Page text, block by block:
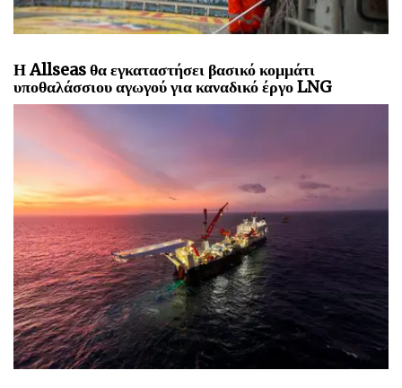
Η Allseas θα εγκαταστήσει βασικό κομμάτι
υποθαλάσσιου αγωγού για καναδικό έργο LNG